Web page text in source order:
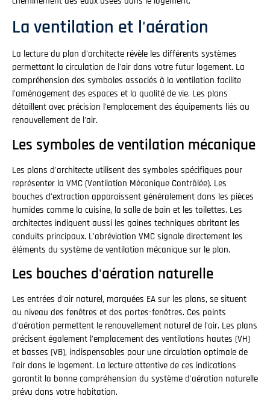
La ventilation et l'aération
La lecture du plan d'architecte révèle les différents systèmes
permettant la circulation de l'air dans votre futur logement. La
compréhension des symboles associés à la ventilation facilite
l'aménagement des espaces et la qualité de vie. Les plans
détaillent avec précision l'emplacement des équipements liés au
renouvellement de l'air.
Les symboles de ventilation mécanique
Les plans d'architecte utilisent des symboles spécifiques pour
représenter la VMC (Ventilation Mécanique Contrôlée). Les
bouches d'extraction apparaissent généralement dans les pièces
humides comme la cuisine, la salle de bain et les toilettes. Les
architectes indiquent aussi les gaines techniques abritant les
conduits principaux. L'abréviation VMC signale directement les
éléments du système de ventilation mécanique sur le plan.
Les bouches d'aération naturelle
Les entrées d'air naturel, marquées EA sur les plans, se situent
au niveau des fenêtres et des portes-fenêtres. Ces points
d'aération permettent le renouvellement naturel de l'air. Les plans
précisent également l'emplacement des ventilations hautes (VH)
et basses (VB), indispensables pour une circulation optimale de
l'air dans le logement. La lecture attentive de ces indications
garantit la bonne compréhension du système d'aération naturelle
prévu dans votre habitation.